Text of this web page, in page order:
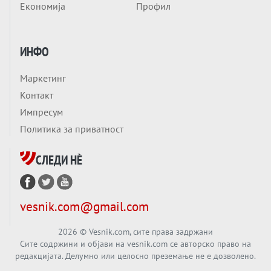
ЛУЃЕТО ШТО РЕШАВААТ ЗА МИР, ВОЈНА,
европската уметност за уредување на
голем потрес?
Вечер тема
Што значи тоа за СТРАТЕШКИОТ ЈАЗИК
ВО СВЕТОТ?
Вечер тема
Економија
Профил
ИНФО
Маркетинг
Контакт
Импресум
Политика за приватност
СЛЕДИ НÈ
vesnik.com@gmail.com
2026 © Vesnik.com, сите права задржани
Сите содржини и објави на vesnik.com се авторско право на
редакцијата. Делумно или целосно преземање не е дозволено.